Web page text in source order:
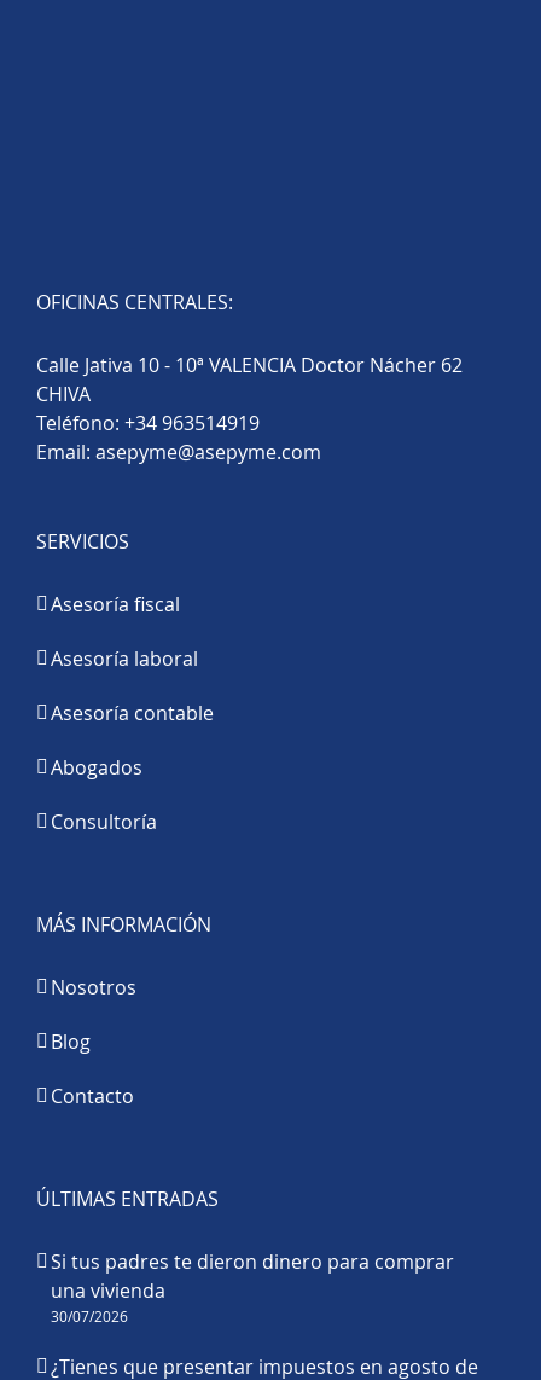
OFICINAS CENTRALES:
Calle Jativa 10 - 10ª VALENCIA Doctor Nácher 62
CHIVA
Teléfono: +34 963514919
Email: asepyme@asepyme.com
SERVICIOS
Asesoría fiscal
Asesoría laboral
Asesoría contable
Abogados
Consultoría
MÁS INFORMACIÓN
Nosotros
Blog
Contacto
ÚLTIMAS ENTRADAS
Si tus padres te dieron dinero para comprar
una vivienda
30/07/2026
¿Tienes que presentar impuestos en agosto de